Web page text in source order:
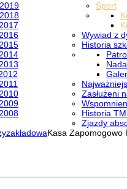
Sport
Wywiad z
Historia
Zasłużeni
Historia
Zjazdy
Kasa Zapomogowo